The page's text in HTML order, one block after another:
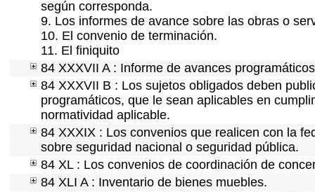
según corresponda.
9. Los informes de avance sobre las obras o
10. El convenio de terminación.
11. El finiquito
84 XXXVII A : Informe de avances
84 XXXVII B : Los sujetos obligados deben
programáticos, que le sean aplicables en
normatividad aplicable.
84 XXXIX : Los convenios que realicen con la
sobre seguridad nacional o seguridad pública.
84 XL : Los convenios de coordinación de
84 XLI A : Inventario de bienes muebles.